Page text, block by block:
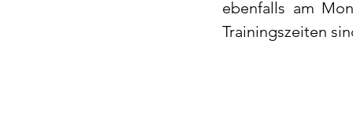
ebenfalls am
Trainingszeiten